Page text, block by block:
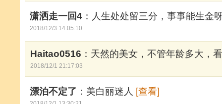
潇洒走一回4 ：人生处处留三分，事事能生金
2018/12/3 14:05:10
Haitao0516 ：天然的美女，不管年龄多大，
2018/12/1 21:17:03
漂泊不定了 ：美白丽迷人 [查看]